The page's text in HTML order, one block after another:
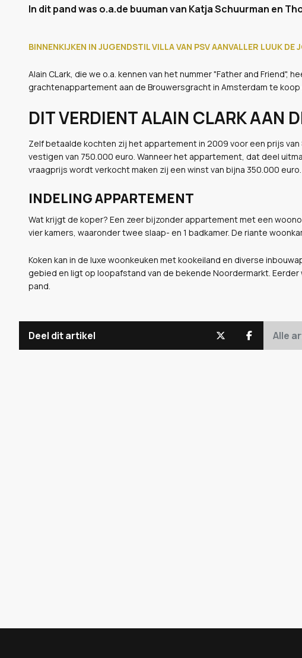
In dit pand was o.a.de buuman van Katja Schuurman en
BINNENKIJKEN IN JUGENDSTIL VILLA VAN PSV AANVALLER LUUK DE
Alain CLark, die we o.a. kennen van het nummer "Father and Friend",
grachtenappartement aan de Brouwersgracht in Amsterdam te koop
DIT VERDIENT ALAIN CLARK AAN
Zelf betaalde kochten zij het appartement in 2009 voor een prijs
vestigen van 750.000 euro. Wanneer het appartement, dat deel
vraagprijs wordt verkocht maken zij een winst van bijna 350.000 euro.
INDELING APPARTEMENT
Wat krijgt de koper? Een zeer bijzonder appartement met een
vier kamers, waaronder twee slaap- en 1 badkamer. De riante
Koken kan in de luxe woonkeuken met kookeiland en diverse
gebied en ligt op loopafstand van de bekende Noordermarkt. Eerder
pand.
Deel dit artikel Alle